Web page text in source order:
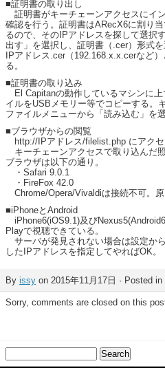
■証明書の取り出し
証明書がキーチェーンアクセスにイ
確認を行う。証明書はARecX6に割り
るので、そのIPアドレスを探して選択
出す」を選択し、証明書（.cer）形式
IPアドレス.cer（192.168.x.x.cerなど
る。
■証明書の取り込み
El Capitanの動作しているマシンに
イルをUSBメモリー等でコピーする。
ファイルメニューから「読み込む」を
■ブラウザからの閲覧
http://IPアドレス/filelist.php にアクセ
キーチェーンアクセスで取り込んだ
ブラウザは以下の通り。
・Safari 9.0.1
・FireFox 42.0
Chrome/Opera/Vivaldiは接続不可。原
■iPhoneとAndroid
iPhone6(iOS9.1)及び
Playで視聴できている。
サーバが発見されない場合は設定か
したIPアドレスを指定してやればOK。
By issy on 2015年11月17日 · Posted in
Sorry, comments are closed on this